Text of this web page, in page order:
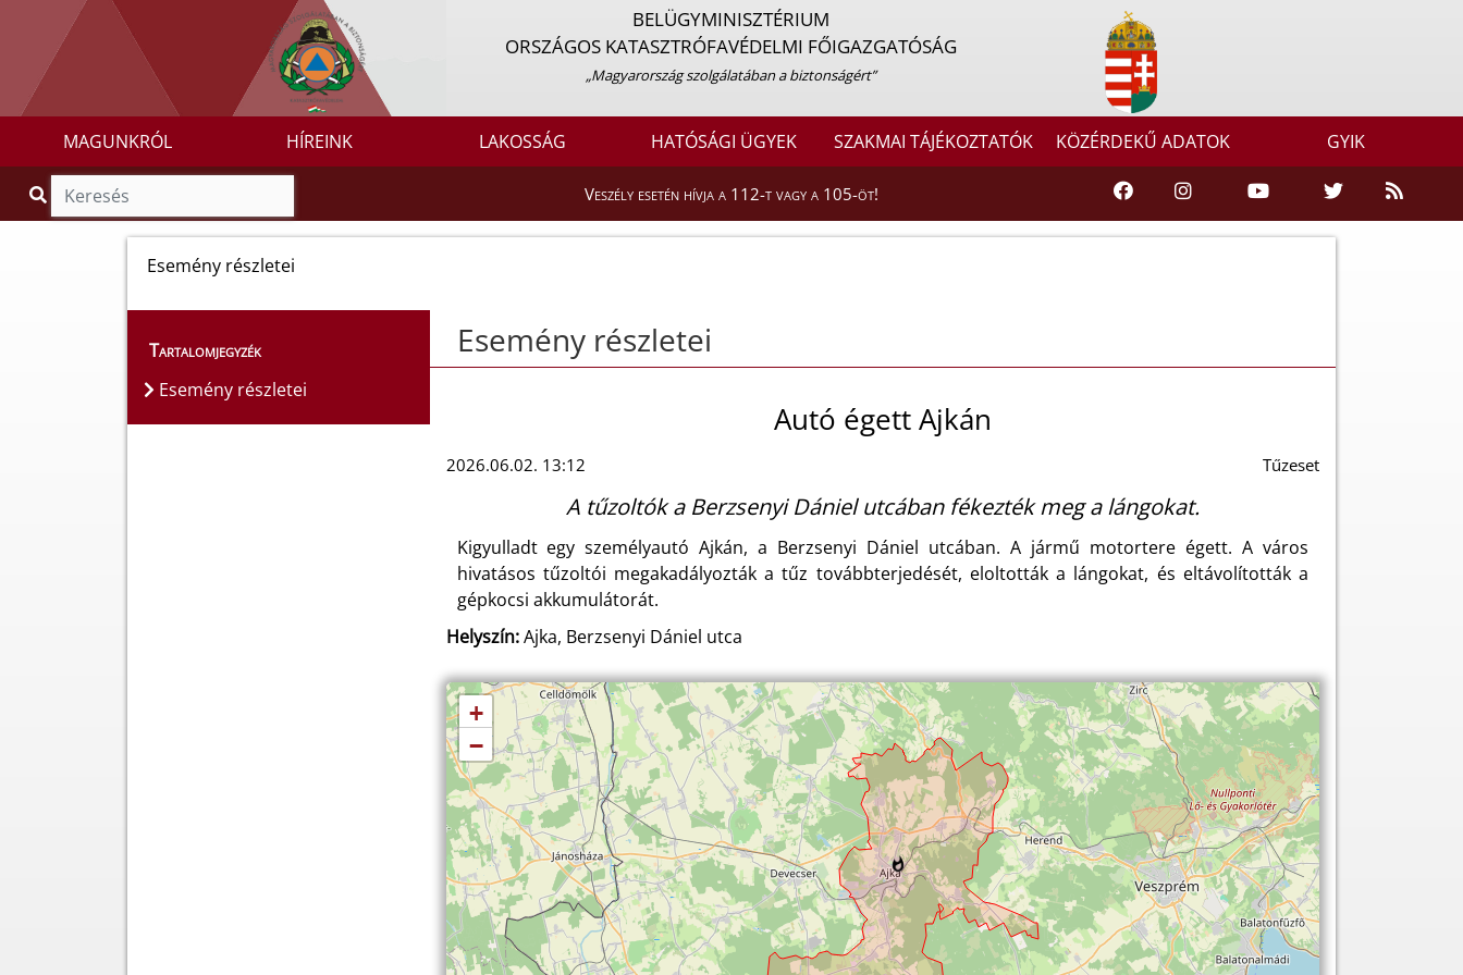
BELÜGYMINISZTÉRIUM
ORSZÁGOS KATASZTRÓFAVÉDELMI FŐIGAZGATÓSÁG
„Magyarország szolgálatában a biztonságért”
MAGUNKRÓL HÍREINK LAKOSSÁG HATÓSÁGI ÜGYEK SZAKMAI TÁJÉKOZTATÓK KÖZÉRDEKŰ ADATOK GYIK
Veszély esetén hívja a 112-t vagy a 105-öt!
Esemény részletei
Tartalomjegyzék
Esemény részletei
Esemény részletei
Autó égett Ajkán
2026.06.02. 13:12 Tűzeset
A tűzoltók a Berzsenyi Dániel utcában fékezték meg a lángokat.
Kigyulladt egy személyautó Ajkán, a Berzsenyi Dániel utcában. A jármű motortere égett. A város
hivatásos tűzoltói megakadályozták a tűz továbbterjedését, eloltották a lángokat, és eltávolították a
gépkocsi akkumulátorát.
Helyszín:Ajka, Berzsenyi Dániel utca
+
−